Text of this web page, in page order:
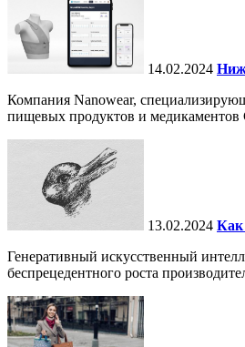
14.02.2024
Компания Nanowear,
пищевых продуктов и
13.02.2024 Как
Генеративный искусственный
беспрецедентного роста